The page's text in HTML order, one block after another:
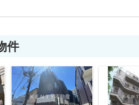
件